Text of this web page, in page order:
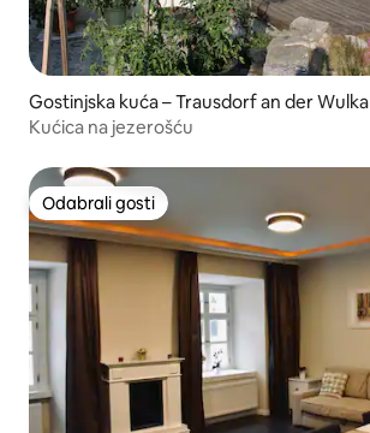
Gostinjska kuća – Trausdorf an der Wulka
Kućica na jezerošću
Odabrali gosti
Odabrali gosti